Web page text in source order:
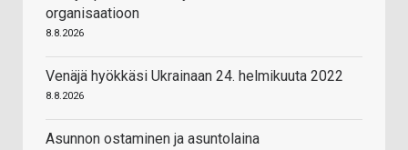
organisaatioon
8.8.2026
Venäjä hyökkäsi Ukrainaan 24. helmikuuta 2022
8.8.2026
Asunnon ostaminen ja asuntolaina